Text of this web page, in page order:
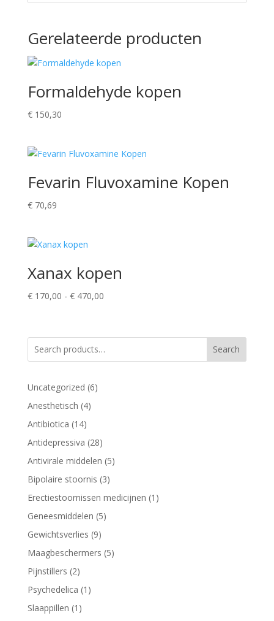
Gerelateerde producten
Formaldehyde kopen
€150,30
Fevarin Fluvoxamine Kopen
€70,69
Xanax kopen
€170,00 - €470,00Prijsklasse:
€ 470,00
Search
Uncategorized 66
Anesthetisch 44
Antibiotica 1414
producten
Antidepressiva 2828
producten
Antivirale middelen 55
Bipolaire stoornis 33
producten
Erectiestoornissen medicijnen 1 1
Geneesmiddelen 55
Gewichtsverlies 99
producten
Maagbeschermers 55
Pijnstillers 22
producten
Psychedelica 1 1
Slaappillen 1 1